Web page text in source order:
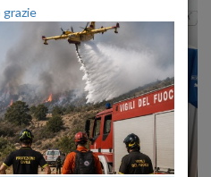
grazie